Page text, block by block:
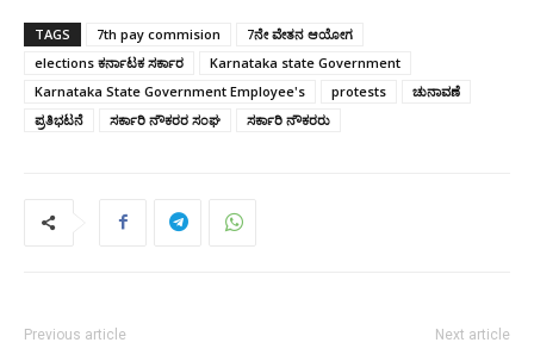
TAGS 7th pay commision
7ನೇ ವೇತನ ಆಯೋಗ
elections ಕರ್ನಾಟಕ ಸರ್ಕಾರ
Karnataka state Government
Karnataka State Government Employee's
protests
ಚುನಾವಣೆ
ಪ್ರತಿಭಟನೆ
ಸರ್ಕಾರಿ ನೌಕರರ ಸಂಘ ಸರ್ಕಾರಿ ನೌಕರರು
Previous article Next article